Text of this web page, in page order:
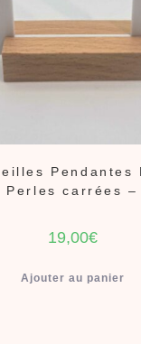
Pendantes
Perles carrées –
19,00€
Ajouter au panier